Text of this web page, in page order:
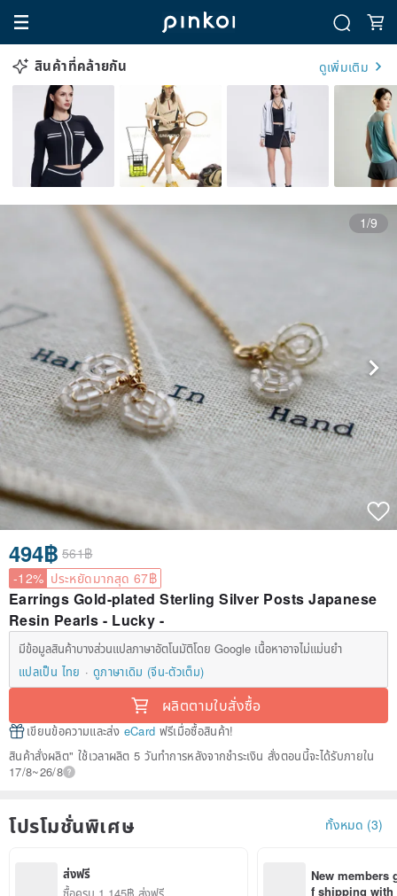
สินค้าที่คล้ายกัน ดูเพิ่มเติม
1/9
494฿ 561฿
-12% ประหยัดมากสุด 67฿
Earrings Gold-plated Sterling Silver Posts Japanese
Resin Pearls - Lucky -
มีข้อมูลสินค้าบางส่วนแปลภาษาอัตโนมัติโดย Google เนื้อหาอาจไม่แม่นยำ
แปลเป็น ไทย
ดูภาษาเดิม (จีน-ตัวเต็ม)
ผลิตตามใบสั่งซื้อ
เขียนข้อความและส่ง eCard ฟรีเมื่อซื้อสินค้า!
สินค้าสั่งผลิต" ใช้เวลาผลิต 5 วันทำการหลังจากชำระเงิน สั่งตอนนี้จะได้รับภายใน
17/8~26/8
โปรโมชั่นพิเศษ ทั้งหมด (3)
ส่งฟรี
New members
f shipping